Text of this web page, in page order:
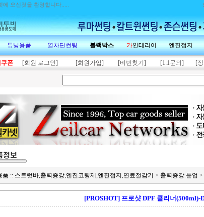
에 오신것을 환영합니다.....
튜닝용품 열차단썬팅 블랙박스 카인테리어 엔진접지
폰 [회원 로그인] [회원가입] [비번찾기] [1:1문의] [
품 :: 스트럿바,출력증강,엔진코팅제,엔진접지,연료절감기 > 출력증강.튠업 >
[PROSHOT] 프로샷 DPF 클리너(500ml)-